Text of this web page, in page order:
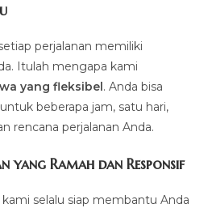
perjalanan memiliki
Itulah mengapa kami
yang fleksibel. Anda bisa
beberapa jam, satu hari,
rencana perjalanan Anda.
yang Ramah dan Responsif
selalu siap membantu Anda